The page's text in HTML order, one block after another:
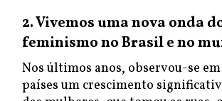
2. Vivemos uma nova onda
feminismo no Brasil e no
Nos últimos anos, observou-se
países um crescimento